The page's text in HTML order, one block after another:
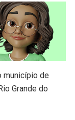
município de
Grande do